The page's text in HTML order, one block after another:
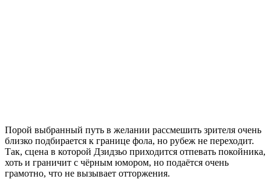
Порой выбранный путь в желании рассмешить зрителя очень
близко подбирается к границе фола, но рубеж не переходит.
Так, сцена в которой Дзидзьо приходится отпевать покойника,
хоть и граничит с чёрным юмором, но подаётся очень
грамотно, что не вызывает отторжения.